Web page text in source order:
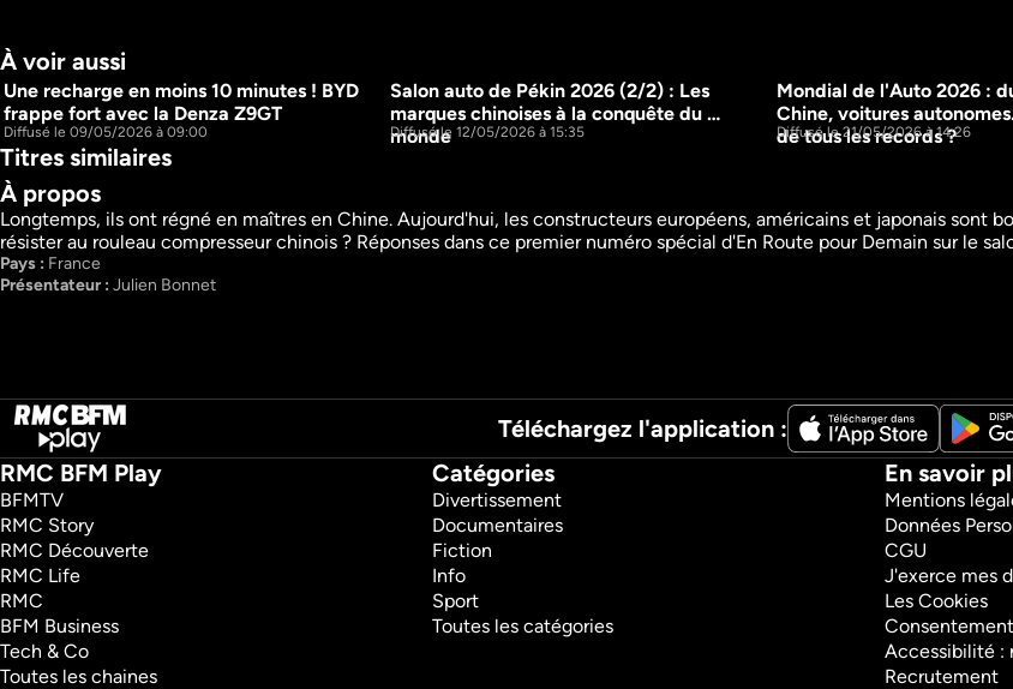
À voir aussi
Une recharge en moins 10 minutes ! BYD
frappe fort avec la Denza Z9GT
Diffusé le 09/05/2026 à 09:00
Salon auto de Pékin 2026 (2/2) : Les
marques chinoises à la conquête du
monde
Diffusé le 12/05/2026 à 15:35
Mondial de l'Auto 2026 :
Chine, voitures
de tous les records ?
Diffusé le 21/05/2026 à 14:26
Titres similaires
Reportages et longs
formats
High Tech
Info
Episode Suivant De quoi j'me mail ?
À propos
Longtemps, ils ont régné en maîtres en Chine. Aujourd'hui, les constructeurs européens, américains et japonais sont
résister au rouleau compresseur chinois ? Réponses dans ce premier numéro spécial d'En Route pour Demain sur le
Pays : France
Présentateur : Julien Bonnet
Téléchargez l'application :
RMC BFM Play
BFMTV
RMC Story
RMC Découverte
RMC Life
RMC
BFM Business
Tech & Co
Toutes les chaines
Catégories
Divertissement
Documentaires
Fiction
Info
Sport
Toutes les catégories
En savoir
Mentions
Données
CGU
J'exerce mes
Les Cookies
Accessibilité :
Recrutement